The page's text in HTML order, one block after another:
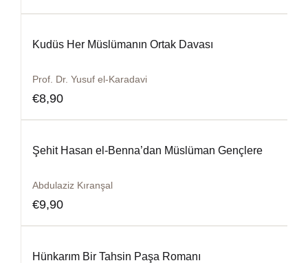
Kudüs Her Müslümanın Ortak Davası
Prof. Dr. Yusuf el-Karadavi
€8,90
Şehit Hasan el-Benna’dan Müslüman Gençlere
Abdulaziz Kıranşal
€9,90
Hünkarım Bir Tahsin Paşa Romanı